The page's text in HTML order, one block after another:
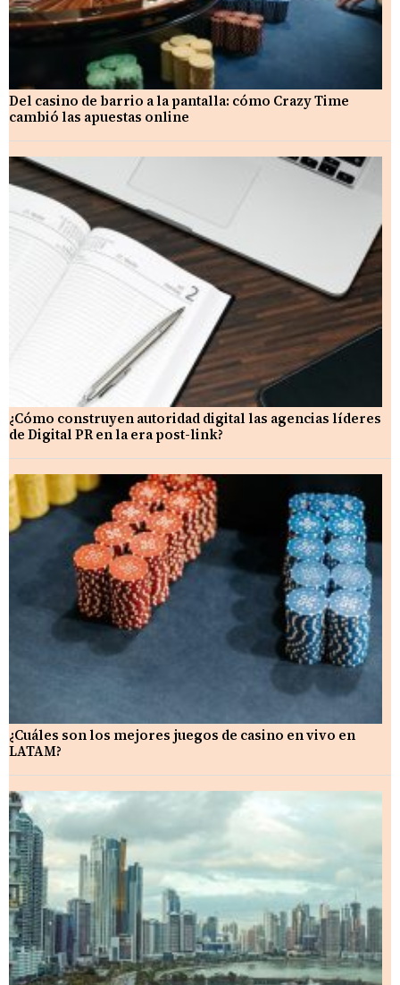
Del casino de barrio a la pantalla: cómo Crazy Time
cambió las apuestas online
¿Cómo construyen autoridad digital las agencias líderes
de Digital PR en la era post-link?
¿Cuáles son los mejores juegos de casino en vivo en
LATAM?